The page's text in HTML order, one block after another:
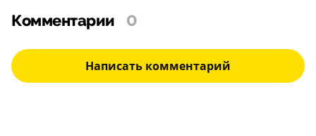
Комментарии 0
Написать комментарий